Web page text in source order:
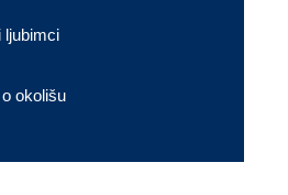
ljubimci
okolišu